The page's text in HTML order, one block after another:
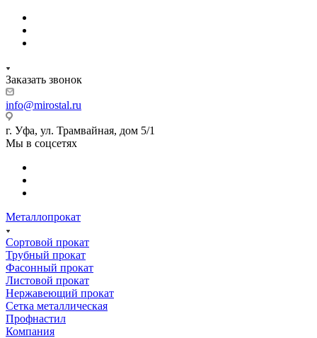
Заказать звонок
info@mirostal.ru
г. Уфа, ул. Трамвайная, дом 5/1
Мы в соцсетях
Металлопрокат
Сортовой прокат
Трубный прокат
Фасонный прокат
Листовой прокат
Нержавеющий прокат
Сетка металлическая
Профнастил
Компания